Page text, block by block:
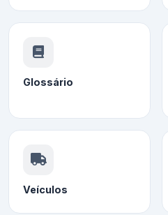
Glossário
Veículos